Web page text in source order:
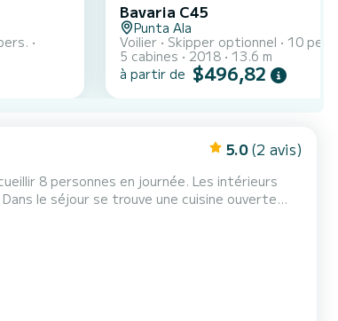
Bavaria C45
Punta Ala
Voilier
Skipper optionnel
10 pers.
5 cabines
2018
13.6 m
à partir de $496,82
5.0 (2 avis)
8 personnes en journée. Les intérieurs
le séjour se trouve une cuisine ouverte
Le bateau est équipé de 3 cabines